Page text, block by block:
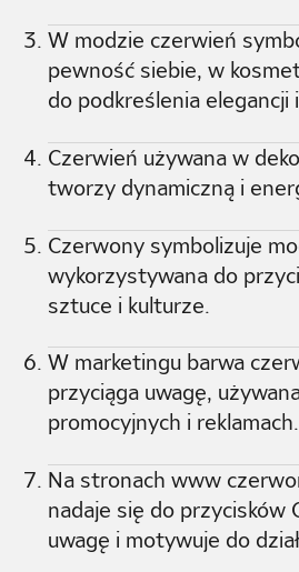
W modzie czerwień
pewność siebie, w
do podkreślenia elegancji
Czerwień używana w
tworzy dynamiczną i
Czerwony symbolizuje
wykorzystywana do
sztuce i kulturze.
W marketingu barwa
przyciąga uwagę,
promocyjnych i reklamach.
Na stronach www
nadaje się do przycisków
uwagę i motywuje do